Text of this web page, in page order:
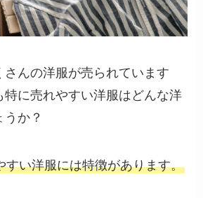
さんの洋服が売られています
特に売れやすい洋服はどんな洋
か？
すい洋服には特徴があります。